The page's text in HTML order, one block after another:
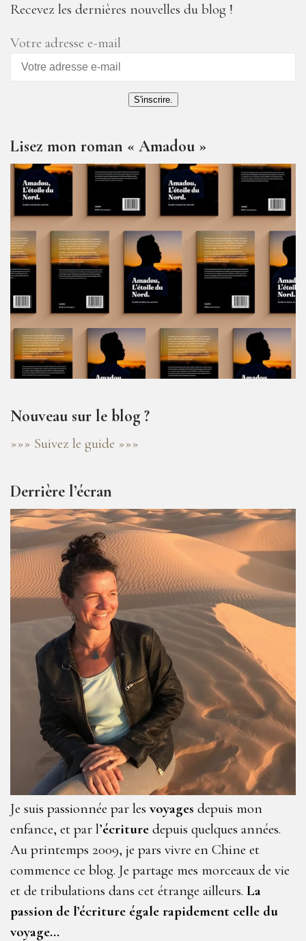
Recevez les dernières nouvelles du blog !
Votre adresse e-mail
S'inscrire.
Lisez mon roman « Amadou »
Nouveau sur le blog ?
»»» Suivez le guide »»»
Derrière l’écran
Je suis passionnée par les voyages depuis mon
enfance, et par l’écriture depuis quelques années.
Au printemps 2009, je pars vivre en Chine et
commence ce blog. Je partage mes morceaux de vie
et de tribulations dans cet étrange ailleurs. La
passion de l’écriture égale rapidement celle du
voyage…